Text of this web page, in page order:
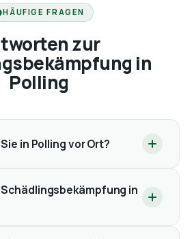
HÄUFIGE FRAGEN
zur
in
Polling
in Polling vor Ort?
in